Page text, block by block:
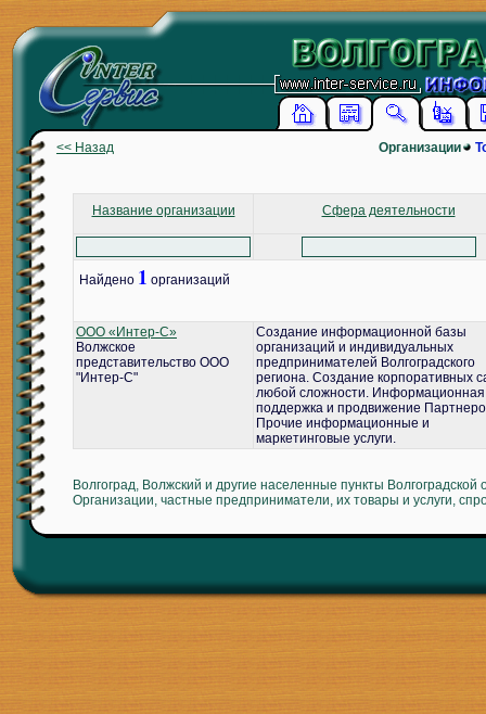
<< Назад Организации
Название организации Сфера деятельности
Найдено 1 организаций
ООО «Интер-С»
Волжское
представительство ООО
"Интер-С"
Создание информационной базы
организаций и индивидуальных
предпринимателей Волгоградского
региона. Создание корпоративных
любой сложности. Информационная
поддержка и продвижение
Прочие информационные и
маркетинговые услуги.
Волгоград, Волжский и другие населенные пункты Волгоградской
Организации, частные предприниматели, их товары и услуги,